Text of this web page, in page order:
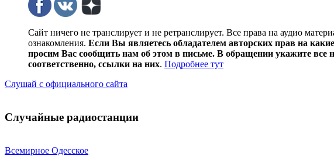
Сайт ничего не транслирует и не ретранслирует. Все права на аудио
ознакомления. Если Вы являетесь обладателем авторских прав на
просим Вас сообщить нам об этом в письме. В обращении укажите
соответственно, ссылки на них. Подробнее тут
Слушай с официального сайта
Случайные радиостанции
Всемирное Одесское